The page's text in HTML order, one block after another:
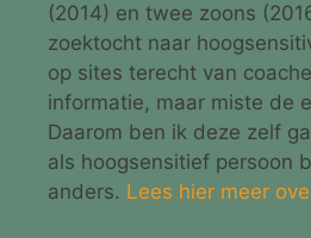
(2014) en twee zoons
zoektocht naar
op sites terecht van
informatie, maar miste de
Daarom ben ik deze zelf
als hoogsensitief persoon
anders. Lees hier meer